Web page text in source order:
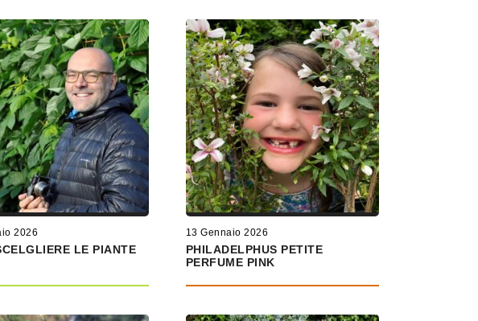
2026
LE PIANTE
13 Gennaio 2026
PHILADELPHUS PETITE
PERFUME PINK